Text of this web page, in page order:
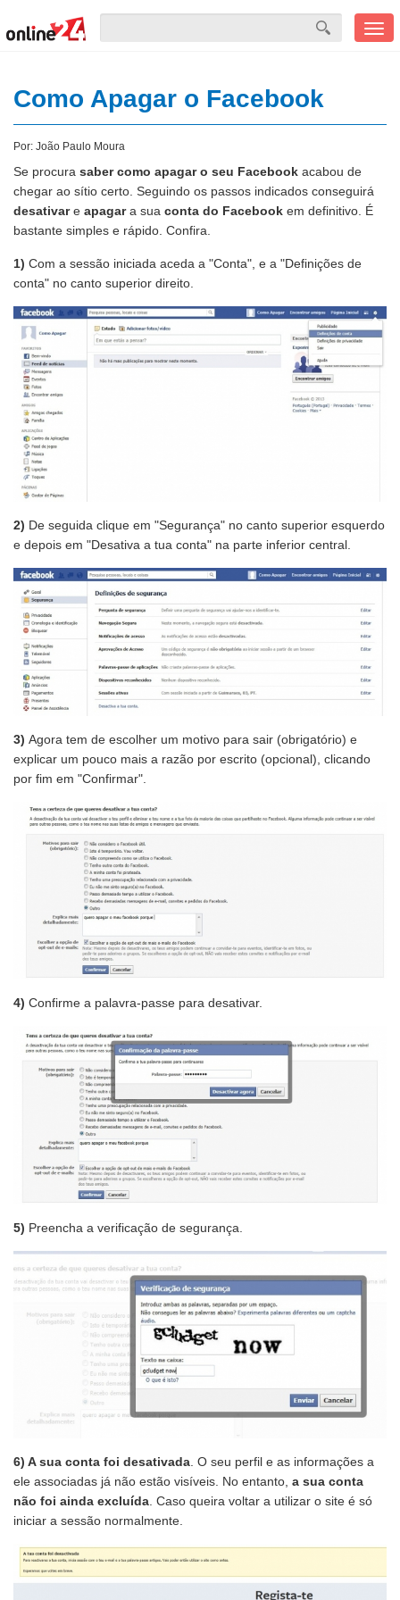
Como Apagar o Facebook
Por: João Paulo Moura
Se procura saber como apagar o seu Facebook acabou de
chegar ao sítio certo. Seguindo os passos indicados conseguirá
desativare apagara sua conta do Facebook em definitivo. É
bastante simples e rápido. Confira.
1) Com a sessão iniciada aceda a "Conta", e a "Definições de
conta" no canto superior direito.
2) De seguida clique em "Segurança" no canto superior esquerdo
e depois em "Desativa a tua conta" na parte inferior central.
3) Agora tem de escolher um motivo para sair (obrigatório) e
explicar um pouco mais a razão por escrito (opcional), clicando
por fim em "Confirmar".
4) Confirme a palavra-passe para desativar.
5) Preencha a verificação de segurança.
6) A sua conta foi desativada . O seu perfil e as informações a
ele associadas já não estão visíveis. No entanto, a sua conta
não foi ainda excluída . Caso queira voltar a utilizar o site é só
iniciar a sessão normalmente.